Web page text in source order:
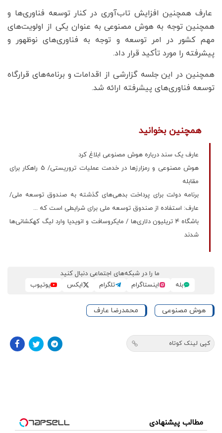
عارف همچنین افزایش تاب‌آوری در کنار توسعه فناوری‌ها و
همچنین توجه به هوش مصنوعی به عنوان یکی از اولویت‌های
مهم کشور در امر توسعه و توجه به فناوری‌های نوظهور و
پیشرفته را مورد تأکید قرار داد.
همچنین در این جلسه گزارشی از اقدامات و برنامه‌های قرارگاه
توسعه فناوری‌های پیشرفته ارائه شد.
همچنین بخوانید
عارف یک سند درباره هوش مصنوعی ابلاغ کرد
هوش مصنوعی و رمزارزها در خدمت عملیات تروریستی/ 5 راهکار برای
مقابله
برنامه دولت برای پرداخت بدهی‌‌های گذشته به صندوق توسعه ملی/
عارف: استفاده از صندوق توسعه ملی برای شرایطی است که ...
باشگاه ۴ تریلیون دلاری‌ها / مایکروسافت و انویدیا وارد لیگ کهکشانی‌ها
شدند
ما را در شبکه‌های اجتماعی دنبال کنید
بله
اینستاگرام تلگرام ایکس یوتیوب
هوش مصنوعی محمدرضا عارف
کپی لینک کوتاه
مطالب پیشنهادی